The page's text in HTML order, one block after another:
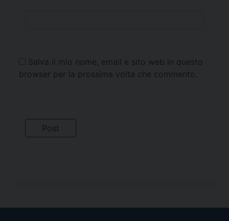
Salva il mio nome, email e sito web in questo
browser per la prossima volta che commento.